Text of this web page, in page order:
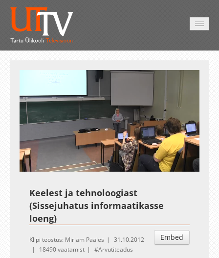
UnmuteLoaded:
1.90%
Esituskiirused
Auto
Keelest ja tehnoloogiast
(Sissejuhatus informaatikasse
loeng)
Embed
Klipi teostus: Mirjam Paales
31.10.2012
18490 vaatamist
Arvutiteadus